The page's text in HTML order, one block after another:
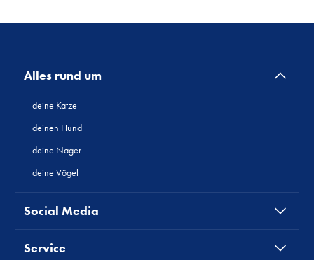
Alles rund um
deine Katze
deinen Hund
deine Nager
deine Vögel
Social Media
Service